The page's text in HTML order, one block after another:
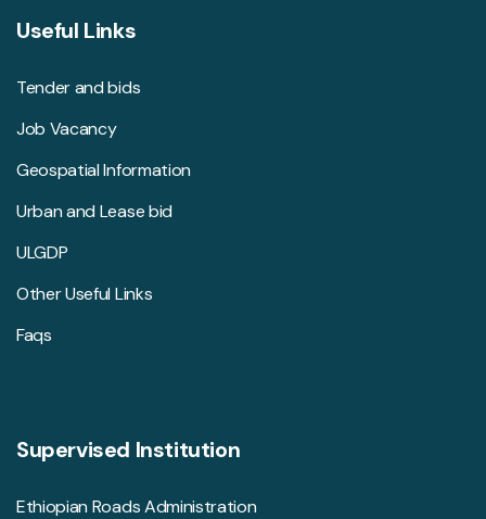
Useful Links
Tender and bids
Job Vacancy
Geospatial Information
Urban and Lease bid
ULGDP
Other Useful Links
Faqs
Supervised Institution
Ethiopian Roads Administration